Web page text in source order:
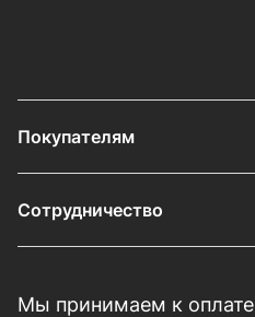
Покупателям
Сотрудничество
Мы принимаем к оплате